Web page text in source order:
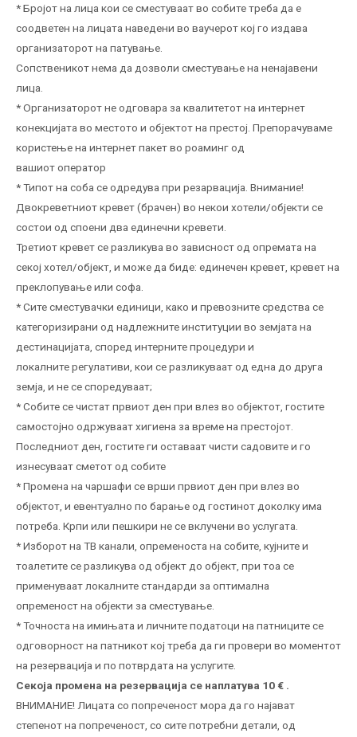
* Бројот на лица кои се сместуваат во собите треба да е
соодветен на лицата наведени во ваучерот кој го издава
организаторот на патување.
Сопственикот нема да дозволи сместување на ненајавени
лица.
* Организаторот не одговара за квалитетот на интернет
конекцијата во местото и објектот на престој. Препорачуваме
користење на интернет пакет во роаминг од
вашиот оператор
* Типот на соба се одредува при резарвација. Внимание!
Двокреветниот кревет (брачен) во некои хотели/објекти се
состои од споени два единечни кревети.
Третиот кревет се разликува во зависност од опремата на
секој хотел/објект, и може да биде: единечен кревет, кревет на
преклопување или софа.
* Сите сместувачки единици, како и превозните средства се
категоризирани од надлежните институции во земјата на
дестинацијата, според интерните процедури и
локалните регулативи, кои се разликуваат од една до друга
земја, и не се споредуваат;
* Собите се чистат првиот ден при влез во објектот, гостите
самостојно одржуваат хигиена за време на престојот.
Последниот ден, гостите ги оставаат чисти садовите и го
изнесуваат сметот од собите
* Промена на чаршафи се врши првиот ден при влез во
објектот, и евентуално по барање од гостинот доколку има
потреба. Крпи или пешкири не се вклучени во услугата.
* Изборот на ТВ канали, опременоста на собите, кујните и
тоалетите се разликува од објект до објект, при тоа се
применуваат локалните стандарди за оптимална
опременост на објекти за сместување.
* Точноста на имињата и личните податоци на патниците се
одговорност на патникот кој треба да ги провери во моментот
на резервација и по потврдата на услугите.
Секоја промена на резервација се наплатува 10 € .
ВНИМАНИЕ! Лицата со попреченост мора да го најават
степенот на попреченост, со сите потребни детали, од